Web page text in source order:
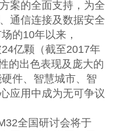
案的全面支持，为全
通信连接及数据安全
的10年以来，
亿颗（截至2017年
的出色表现及庞大的
件、智慧城市、智
应用中成为无可争议
全国研讨会将于